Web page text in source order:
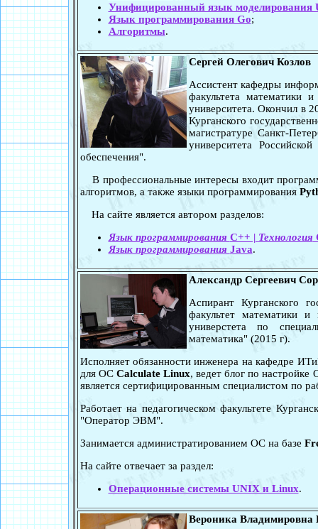
Унифицированный язык моделирования
Язык программирования Go;
Алгоритмы.
Сергей Олегович Козлов
Ассистент кафедры
факультета математики
университета. Окончил в
Курганского
магистратуре Санкт-
университета
обеспечения".
В профессиональные интересы входит
алгоритмов, а также языки программирования
На сайте является автором разделов:
Язык программирования C++ | Технология
Язык программирования Java.
Александр Сергеевич
Аспирант Курганского
факультет математики и
универстета по
математика" (2015 г).
Исполняет обязанности инженера на кафедре
для ОС Calculate Linux, ведет блог по
является сертифицированным специалистом по
Работает на педагогическом факультете
"Оператор ЭВМ".
Занимается администратированием ОС на базе
На сайте отвечает за раздел:
Операционные системы UNIX и Linux.
Вероника Владимировна